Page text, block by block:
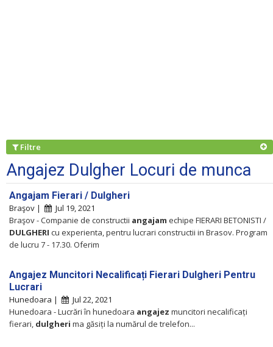
Filtre
Angajez Dulgher Locuri de munca
Angajam Fierari / Dulgheri
Braşov |
Jul 19, 2021
Braşov - Companie de constructii angajam echipe FIERARI BETONISTI /
DULGHERI cu experienta, pentru lucrari constructii in Brasov. Program
de lucru 7 - 17.30. Oferim
Angajez Muncitori Necalificați Fierari Dulgheri Pentru
Lucrari
Hunedoara |
Jul 22, 2021
Hunedoara - Lucrări în hunedoara angajez muncitori necalificați
fierari, dulgheri ma găsiți la numărul de trelefon...